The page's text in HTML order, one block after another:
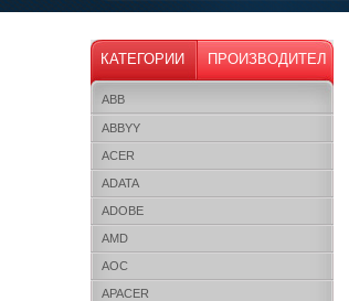
КАТЕГОРИИ ПРОИЗВОДИТЕЛ
ABB
ABBYY
ACER
ADATA
ADOBE
AMD
AOC
APACER